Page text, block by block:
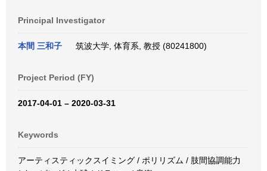
Principal Investigator
本間 三和子 筑波大学, 体育系, 教授 (80241800)
Project Period (FY)
2017-04-01 – 2020-03-31
Keywords
アーティスティックスイミング / ポリリズム / 肢間協調能力